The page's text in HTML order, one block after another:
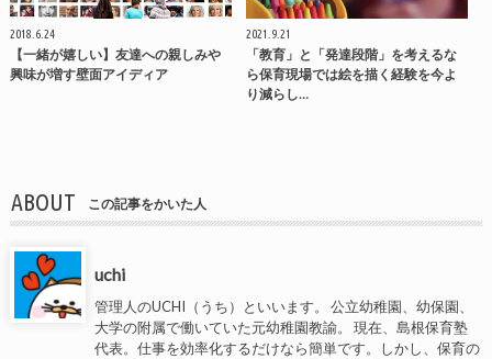
2018.6.24
【一緒が嬉しい】友達への親しみや
興味が増す壁面アイディア
2021.9.21
「教育」と「発達段階」を考えるな
ら保育現場では絵を描く経験を今よ
り減らし…
ABOUT この記事をかいた人
uchi
管理人のUCHI（うち）といいます。 公立幼稚園、幼保園、
大学の附属で働いていた元幼稚園教諭。 現在、島根保育塾
代表。仕事を効率化するだけなら簡単です。しかし、保育の